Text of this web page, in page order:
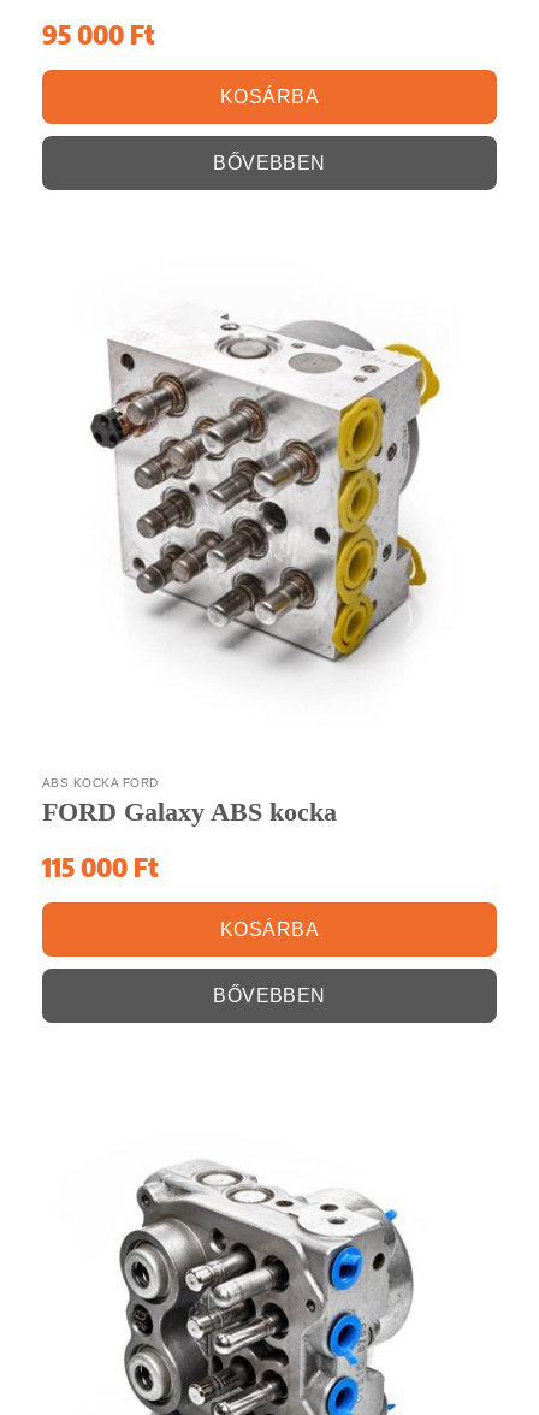
95 000 Ft
KOSÁRBA
BŐVEBBEN
ABS KOCKA FORD
FORD Galaxy ABS kocka
115 000 Ft
KOSÁRBA
BŐVEBBEN